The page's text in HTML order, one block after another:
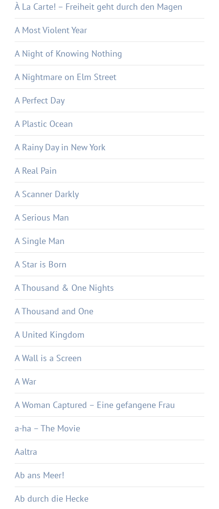
À La Carte! – Freiheit geht durch den Magen
A Most Violent Year
A Night of Knowing Nothing
A Nightmare on Elm Street
A Perfect Day
A Plastic Ocean
A Rainy Day in New York
A Real Pain
A Scanner Darkly
A Serious Man
A Single Man
A Star is Born
A Thousand & One Nights
A Thousand and One
A United Kingdom
A Wall is a Screen
A War
A Woman Captured – Eine gefangene Frau
a-ha – The Movie
Aaltra
Ab ans Meer!
Ab durch die Hecke